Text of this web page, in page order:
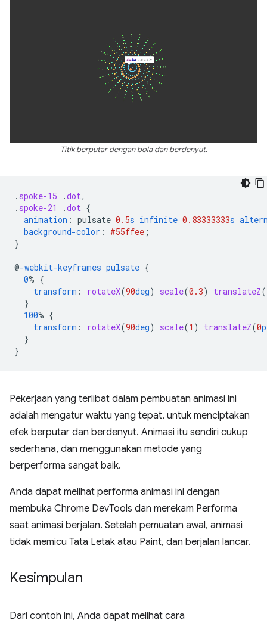
Titik berputar dengan bola dan berdenyut.
. spoke-15 .dot,
. spoke-21 .dot {
animation : pulsate 0.5s infinite 0.83333333s
background-color : #55ffee ;
}
@-webkit-keyframes pulsate {
0% {
transform : rotateX(90deg) scale(0.3) translateZ(
}
100% {
transform : rotateX(90deg) scale(1 ) translateZ(0
}
}
Pekerjaan yang terlibat dalam pembuatan animasi ini
adalah mengatur waktu yang tepat, untuk menciptakan
efek berputar dan berdenyut. Animasi itu sendiri cukup
sederhana, dan menggunakan metode yang
berperforma sangat baik.
Anda dapat melihat performa animasi ini dengan
membuka Chrome DevTools dan merekam Performa
saat animasi berjalan. Setelah pemuatan awal, animasi
tidak memicu Tata Letak atau Paint, dan berjalan lancar.
Kesimpulan
Dari contoh ini, Anda dapat melihat cara